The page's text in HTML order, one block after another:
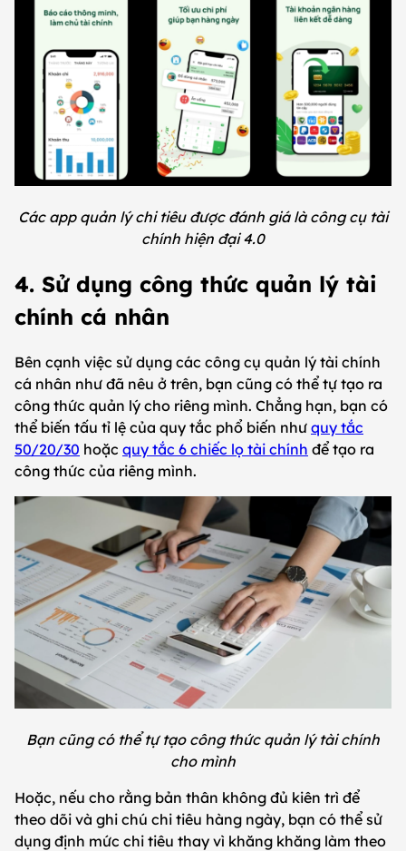
Các app quản lý chi tiêu được đánh giá là công cụ tài
chính hiện đại 4.0
4. Sử dụng công thức quản lý tài
chính cá nhân
Bên cạnh việc sử dụng các công cụ quản lý tài chính
cá nhân như đã nêu ở trên, bạn cũng có thể tự tạo ra
công thức quản lý cho riêng mình. Chẳng hạn, bạn có
thể biến tấu tỉ lệ của quy tắc phổ biến như quy tắc
50/20/30 hoặc quy tắc 6 chiếc lọ tài chính để tạo ra
công thức của riêng mình.
Bạn cũng có thể tự tạo công thức quản lý tài chính
cho mình
Hoặc, nếu cho rằng bản thân không đủ kiên trì để
theo dõi và ghi chú chi tiêu hàng ngày, bạn có thể sử
dụng định mức chi tiêu thay vì khăng khăng làm theo